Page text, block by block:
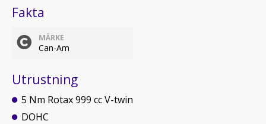
Fakta
MÄRKE
Can-Am
Utrustning
5 Nm Rotax 999 cc V-twin
DOHC